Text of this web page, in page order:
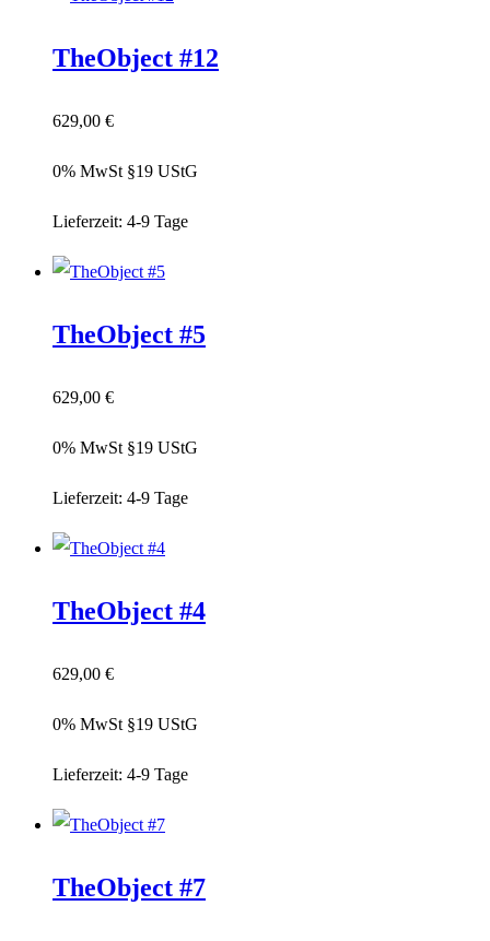
TheObject #12
629,00 €
0% MwSt §19 UStG
Lieferzeit: 4-9 Tage
TheObject #5
629,00 €
0% MwSt §19 UStG
Lieferzeit: 4-9 Tage
TheObject #4
629,00 €
0% MwSt §19 UStG
Lieferzeit: 4-9 Tage
TheObject #7